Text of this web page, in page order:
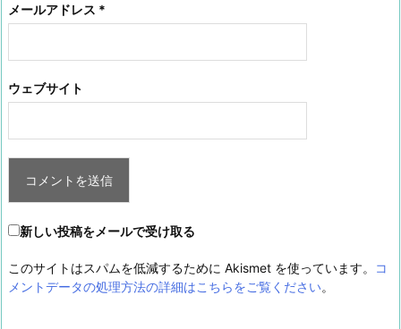
メールアドレス *
ウェブサイト
新しい投稿をメールで受け取る
このサイトはスパムを低減するために Akismet を使っています。
コ
メントデータの処理方法の詳細はこちらをご覧ください。